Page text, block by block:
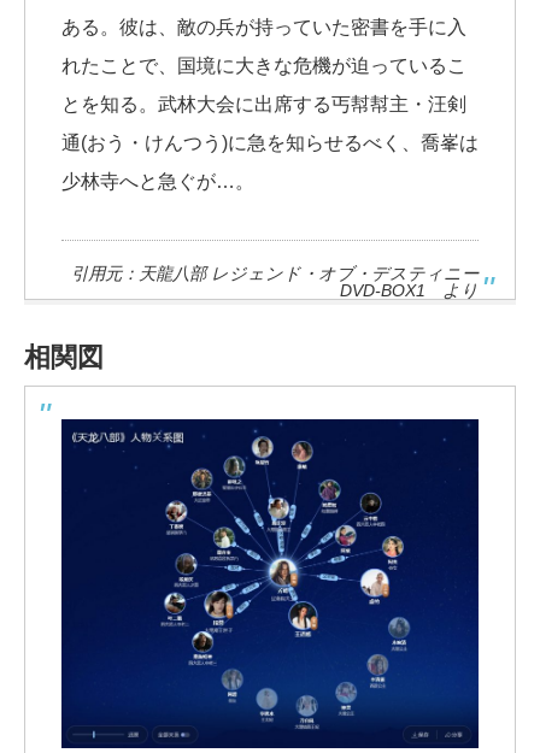
ある。彼は、敵の兵が持っていた密書を手に入
れたことで、国境に大きな危機が迫っているこ
とを知る。武林大会に出席する丐幇幇主・汪剣
通(おう・けんつう)に急を知らせるべく、喬峯は
少林寺へと急ぐが…。
引用元：天龍八部 レジェンド・オブ・デスティニー
DVD-BOX1 より
相関図